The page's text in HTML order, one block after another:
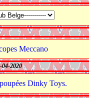
Meccano
04-2020
Dinky Toys.